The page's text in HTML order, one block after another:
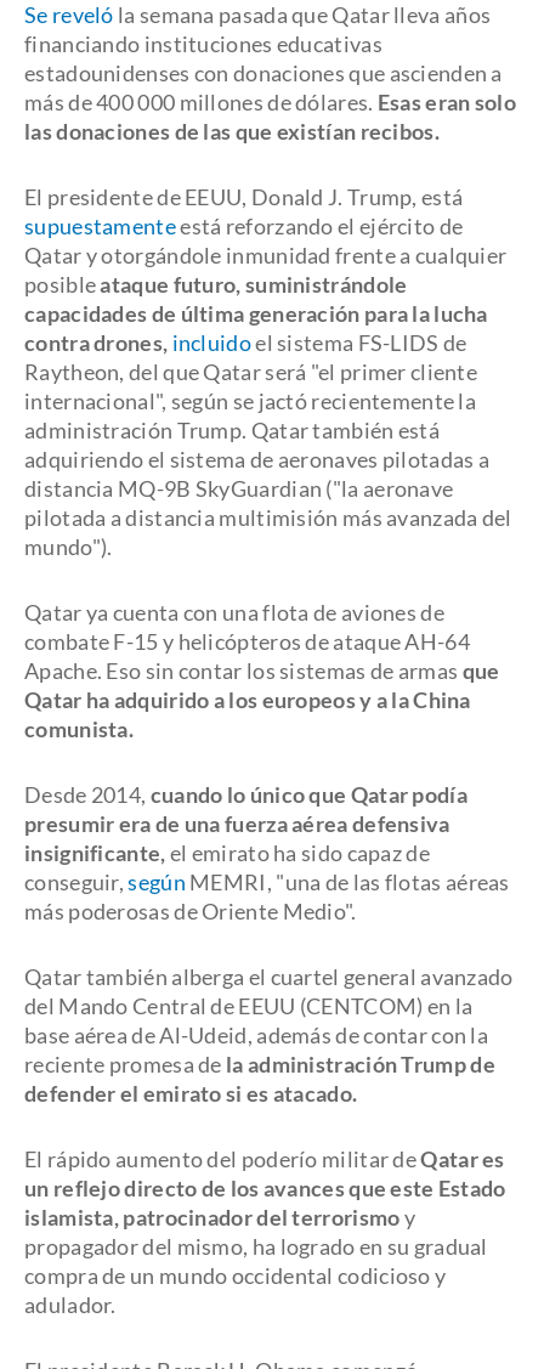
Se reveló la semana pasada que Qatar lleva años
financiando instituciones educativas
estadounidenses con donaciones que ascienden a
más de 400 000 millones de dólares. Esas eran solo
las donaciones de las que existían recibos.
El presidente de EEUU, Donald J. Trump, está
supuestamenteestá reforzando el ejército de
Qatar y otorgándole inmunidad frente a cualquier
posibleataque futuro, suministrándole
capacidades de última generación para la lucha
contra drones, incluidoel sistema FS-LIDS de
Raytheon, del que Qatar será "el primer cliente
internacional", según se jactó recientemente la
administración Trump. Qatar también está
adquiriendo el sistema de aeronaves pilotadas a
distancia MQ-9B SkyGuardian ("la aeronave
pilotada a distancia multimisión más avanzada del
mundo").
Qatar ya cuenta con una flota de aviones de
combate F-15 y helicópteros de ataque AH-64
Apache. Eso sin contar los sistemas de armas que
Qatar ha adquirido a los europeos y a la China
comunista.
Desde 2014, cuando lo único que Qatar podía
presumir era de una fuerza aérea defensiva
insignificante,el emirato ha sido capaz de
conseguir,según MEMRI, "una de las flotas aéreas
más poderosas de Oriente Medio".
Qatar también alberga el cuartel general avanzado
del Mando Central de EEUU (CENTCOM) en la
base aérea de Al-Udeid, además de contar con la
reciente promesa de la administración Trump de
defender el emirato si es atacado.
El rápido aumento del poderío militar deQatar es
un reflejo directo de los avances que este Estado
islamista, patrocinador del terrorismoy
propagador del mismo, ha logrado en su gradual
compra de un mundo occidental codicioso y
adulador.